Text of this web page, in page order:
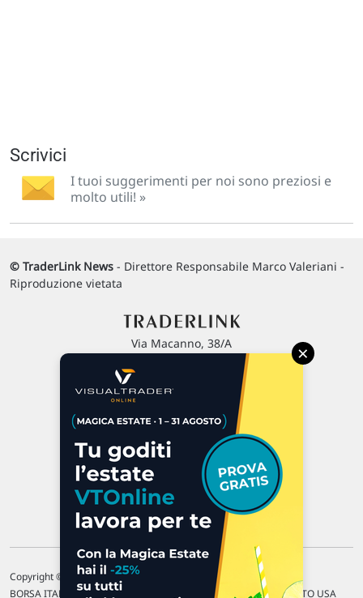
Scrivici
I tuoi suggerimenti per noi sono preziosi e
molto utili! »
© TraderLink News - Direttore Responsabile Marco Valeriani -
Riproduzione vietata
Via Macanno, 38/A
P.IVA 02 452 460 401
Chi siamo
Commenti e segnalazioni
Contattaci
Copyright © 1996-2026 Traderlink Italia s.r.l.
BORSA ITALIANA Quotazioni di borsa differite di 15 min. / MERCATO USA
×